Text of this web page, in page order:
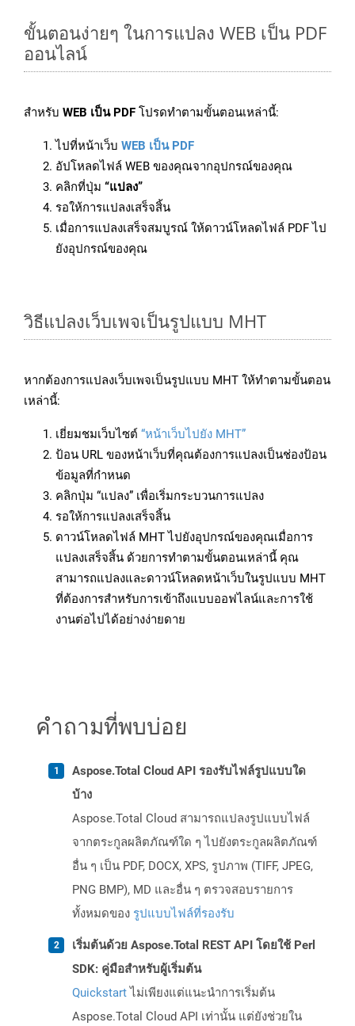
ขั้นตอนง่ายๆ ในการแปลง WEB เป็น PDF
ออนไลน์
สำหรับ WEB เป็น PDF โปรดทำตามขั้นตอนเหล่านี้:
ไปที่หน้าเว็บ WEB เป็น PDF
อัปโหลดไฟล์ WEB ของคุณจากอุปกรณ์ของคุณ
คลิกที่ปุ่ม “แปลง”
รอให้การแปลงเสร็จสิ้น
เมื่อการแปลงเสร็จสมบูรณ์ ให้ดาวน์โหลดไฟล์ PDF ไป
ยังอุปกรณ์ของคุณ
วิธีแปลงเว็บเพจเป็นรูปแบบ MHT
หากต้องการแปลงเว็บเพจเป็นรูปแบบ MHT ให้ทำตามขั้นตอน
เหล่านี้:
เยี่ยมชมเว็บไซต์ “หน้าเว็บไปยัง MHT”
ป้อน URL ของหน้าเว็บที่คุณต้องการแปลงเป็นช่องป้อน
ข้อมูลที่กำหนด
คลิกปุ่ม “แปลง” เพื่อเริ่มกระบวนการแปลง
รอให้การแปลงเสร็จสิ้น
ดาวน์โหลดไฟล์ MHT ไปยังอุปกรณ์ของคุณเมื่อการ
แปลงเสร็จสิ้น ด้วยการทำตามขั้นตอนเหล่านี้ คุณ
สามารถแปลงและดาวน์โหลดหน้าเว็บในรูปแบบ MHT
ที่ต้องการสำหรับการเข้าถึงแบบออฟไลน์และการใช้
งานต่อไปได้อย่างง่ายดาย
คำถามที่พบบ่อย
Aspose.Total Cloud API รองรับไฟล์รูปแบบใด
บ้าง
Aspose.Total Cloud สามารถแปลงรูปแบบไฟล์
จากตระกูลผลิตภัณฑ์ใด ๆ ไปยังตระกูลผลิตภัณฑ์
อื่น ๆ เป็น PDF, DOCX, XPS, รูปภาพ (TIFF, JPEG,
PNG BMP), MD และอื่น ๆ ตรวจสอบรายการ
ทั้งหมดของ รูปแบบไฟล์ที่รองรับ
เริ่มต้นด้วย Aspose.Total REST API โดยใช้ Perl
SDK: คู่มือสำหรับผู้เริ่มต้น
Quickstartไม่เพียงแต่แนะนำการเริ่มต้น
Aspose.Total Cloud API เท่านั้น แต่ยังช่วยใน